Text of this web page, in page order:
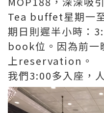
Tea buffet星期一
期日則遲半小時：
book位。因為前一
上reservation。
我們3:00多入座，